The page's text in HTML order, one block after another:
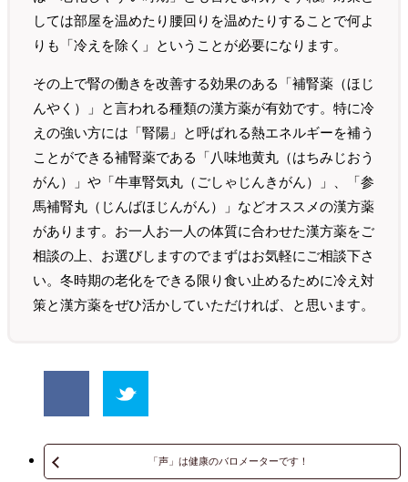
しては部屋を温めたり腰回りを温めたりすることで何よ
りも「冷えを除く」ということが必要になります。
その上で腎の働きを改善する効果のある「補腎薬（ほじ
んやく）」と言われる種類の漢方薬が有効です。特に冷
えの強い方には「腎陽」と呼ばれる熱エネルギーを補う
ことができる補腎薬である「八味地黄丸（はちみじおう
がん）」や「牛車腎気丸（ごしゃじんきがん）」、「参
馬補腎丸（じんばほじんがん）」などオススメの漢方薬
があります。お一人お一人の体質に合わせた漢方薬をご
相談の上、お選びしますのでまずはお気軽にご相談下さ
い。冬時期の老化をできる限り食い止めるために冷え対
策と漢方薬をぜひ活かしていただければ、と思います。
「声」は健康のバロメーターです！